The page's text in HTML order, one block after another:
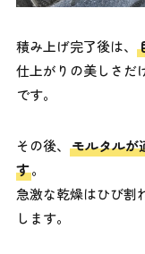
積み上げ完了後は、
仕上がりの美しさだ
です。
その後、 モルタルが
す。
急激な乾燥はひび割
します。